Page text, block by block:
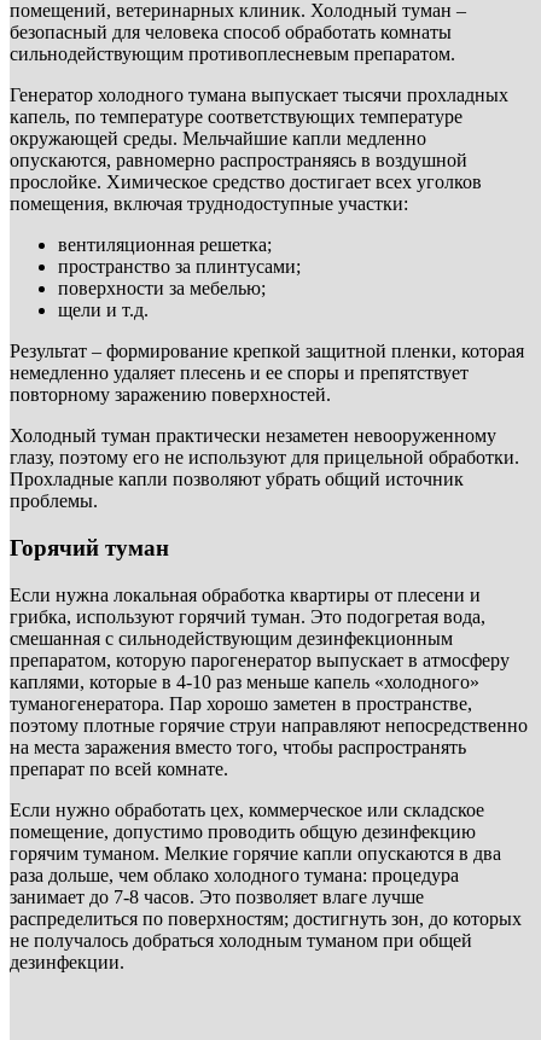
помещений, ветеринарных клиник. Холодный туман –
безопасный для человека способ обработать комнаты
сильнодействующим противоплесневым препаратом.
Генератор холодного тумана выпускает тысячи прохладных
капель, по температуре соответствующих температуре
окружающей среды. Мельчайшие капли медленно
опускаются, равномерно распространяясь в воздушной
прослойке. Химическое средство достигает всех уголков
помещения, включая труднодоступные участки:
вентиляционная решетка;
пространство за плинтусами;
поверхности за мебелью;
щели и т.д.
Результат – формирование крепкой защитной пленки, которая
немедленно удаляет плесень и ее споры и препятствует
повторному заражению поверхностей.
Холодный туман практически незаметен невооруженному
глазу, поэтому его не используют для прицельной обработки.
Прохладные капли позволяют убрать общий источник
проблемы.
Горячий туман
Если нужна локальная обработка квартиры от плесени и
грибка, используют горячий туман. Это подогретая вода,
смешанная с сильнодействующим дезинфекционным
препаратом, которую парогенератор выпускает в атмосферу
каплями, которые в 4-10 раз меньше капель «холодного»
туманогенератора. Пар хорошо заметен в пространстве,
поэтому плотные горячие струи направляют непосредственно
на места заражения вместо того, чтобы распространять
препарат по всей комнате.
Если нужно обработать цех, коммерческое или складское
помещение, допустимо проводить общую дезинфекцию
горячим туманом. Мелкие горячие капли опускаются в два
раза дольше, чем облако холодного тумана: процедура
занимает до 7-8 часов. Это позволяет влаге лучше
распределиться по поверхностям; достигнуть зон, до которых
не получалось добраться холодным туманом при общей
дезинфекции.